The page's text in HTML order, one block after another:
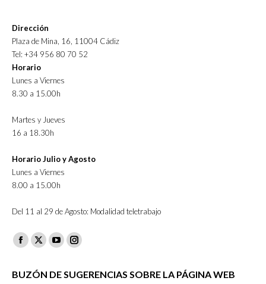
Dirección
Plaza de Mina, 16, 11004 Cádiz
Tel: +34 956 80 70 52
Horario
Lunes a Viernes
8.30 a 15.00h
Martes y Jueves
16 a 18.30h
Horario Julio y Agosto
Lunes a Viernes
8.00 a 15.00h
Del 11 al 29 de Agosto: Modalidad teletrabajo
Facebook
opens
X
opens
YouTube
opens
Instagram
opens
BUZÓN DE SUGERENCIAS SOBRE LA PÁGINA WEB